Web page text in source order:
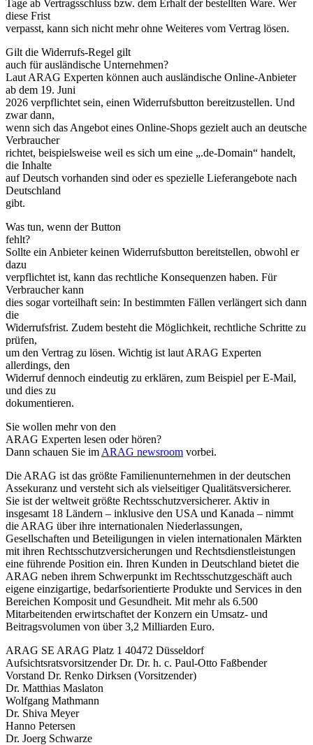
Tage ab Vertragsschluss bzw. dem Erhalt der bestellten Ware. Wer
diese Frist
verpasst, kann sich nicht mehr ohne Weiteres vom Vertrag lösen.
Gilt die Widerrufs-Regel gilt
auch für ausländische Unternehmen?
Laut ARAG Experten können auch ausländische Online-Anbieter
ab dem 19. Juni
2026 verpflichtet sein, einen Widerrufsbutton bereitzustellen. Und
zwar dann,
wenn sich das Angebot eines Online-Shops gezielt auch an deutsche
Verbraucher
richtet, beispielsweise weil es sich um eine „.de-Domain“ handelt,
die Inhalte
auf Deutsch vorhanden sind oder es spezielle Lieferangebote nach
Deutschland
gibt.
Was tun, wenn der Button
fehlt?
Sollte ein Anbieter keinen Widerrufsbutton bereitstellen, obwohl er
dazu
verpflichtet ist, kann das rechtliche Konsequenzen haben. Für
Verbraucher kann
dies sogar vorteilhaft sein: In bestimmten Fällen verlängert sich dann
die
Widerrufsfrist. Zudem besteht die Möglichkeit, rechtliche Schritte zu
prüfen,
um den Vertrag zu lösen. Wichtig ist laut ARAG Experten
allerdings, den
Widerruf dennoch eindeutig zu erklären, zum Beispiel per E-Mail,
und dies zu
dokumentieren.
Sie wollen mehr von den
ARAG Experten lesen oder hören?
Dann schauen Sie im ARAG newsroom vorbei.
Die ARAG ist das größte Familienunternehmen in der deutschen
Assekuranz und versteht sich als vielseitiger Qualitätsversicherer.
Sie ist der weltweit größte Rechtsschutzversicherer. Aktiv in
insgesamt 18 Ländern – inklusive den USA und Kanada – nimmt
die ARAG über ihre internationalen Niederlassungen,
Gesellschaften und Beteiligungen in vielen internationalen Märkten
mit ihren Rechtsschutzversicherungen und Rechtsdienstleistungen
eine führende Position ein. Ihren Kunden in Deutschland bietet die
ARAG neben ihrem Schwerpunkt im Rechtsschutzgeschäft auch
eigene einzigartige, bedarfsorientierte Produkte und Services in den
Bereichen Komposit und Gesundheit. Mit mehr als 6.500
Mitarbeitenden erwirtschaftet der Konzern ein Umsatz- und
Beitragsvolumen von über 3,2 Milliarden Euro.
ARAG SE ARAG Platz 1 40472 Düsseldorf
Aufsichtsratsvorsitzender Dr. Dr. h. c. Paul-Otto Faßbender
Vorstand Dr. Renko Dirksen (Vorsitzender)
Dr. Matthias Maslaton
Wolfgang Mathmann
Dr. Shiva Meyer
Hanno Petersen
Dr. Joerg Schwarze